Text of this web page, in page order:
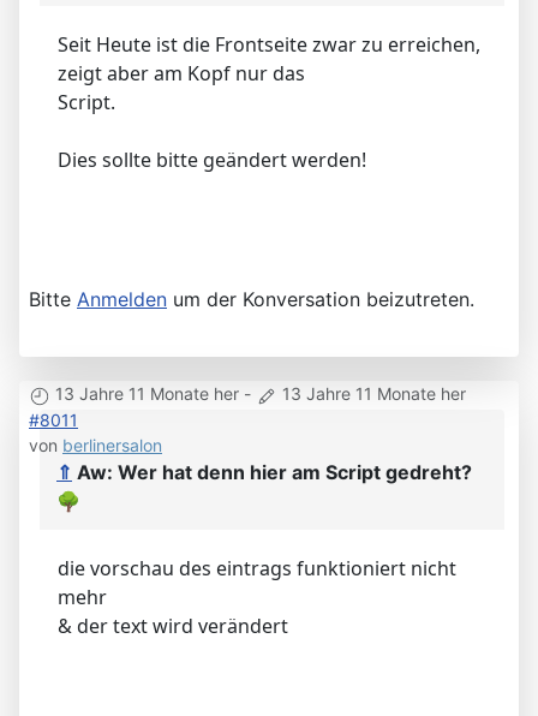
Seit Heute ist die Frontseite zwar zu erreichen,
zeigt aber am Kopf nur das
Script.
Dies sollte bitte geändert werden!
Bitte Anmelden um der Konversation beizutreten.
13 Jahre 11 Monate her -
13 Jahre 11 Monate her
#8011
von berlinersalon
⇑ Aw: Wer hat denn hier am Script gedreht?
🌳
die vorschau des eintrags funktioniert nicht
mehr
& der text wird verändert